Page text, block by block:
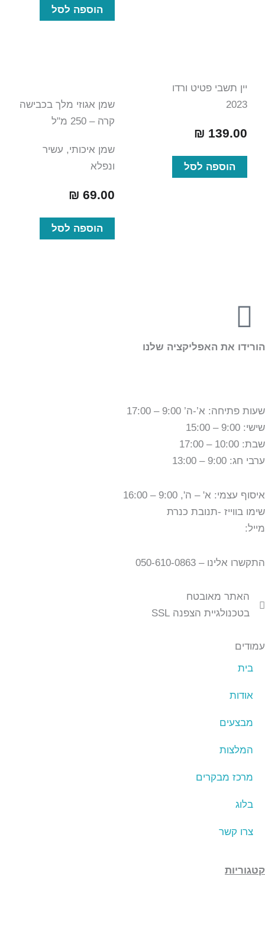
הוספה לסל
יין תשבי פטיט ורדו
2023
₪ 139.00
הוספה לסל
שמן אגוזי מלך בכבישה
קרה – 250 מ"ל
שמן איכותי, עשיר
ונפלא
₪ 69.00
הוספה לסל
הורידו את האפליקציה שלנו
שעות פתיחה: א’-ה’ 9:00 – 17:00
שישי: 9:00 – 15:00
שבת: 10:00 – 17:00
ערבי חג: 9:00 – 13:00
איסוף עצמי: א' – ה', 9:00 – 16:00
שימו בווייז -תנובת כנרת
מייל:
התקשרו אלינו – 050-610-0863
האתר מאובטח
בטכנולגיית הצפנה SSL
עמודים
בית
אודות
מבצעים
המלצות
מרכז מבקרים
בלוג
צרו קשר
קטגוריות